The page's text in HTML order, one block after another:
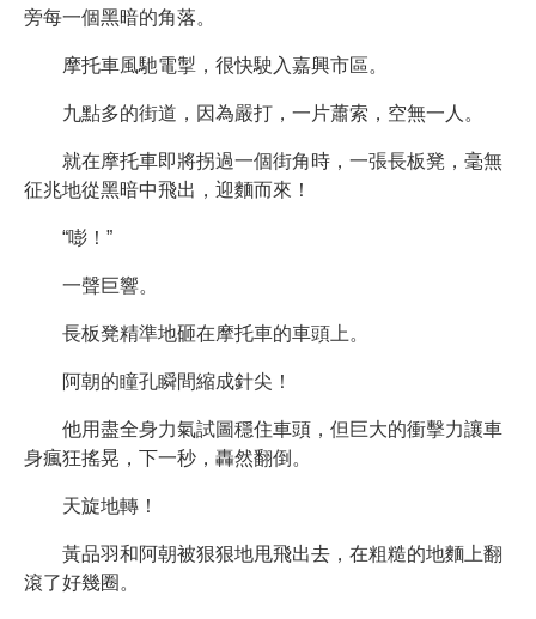
旁每一個黑暗的角落。
摩托車風馳電掣，很快駛入嘉興市區。
九點多的街道，因為嚴打，一片蕭索，空無一人。
就在摩托車即將拐過一個街角時，一張長板凳，毫無
征兆地從黑暗中飛出，迎麵而來！
“嘭！”
一聲巨響。
長板凳精準地砸在摩托車的車頭上。
阿朝的瞳孔瞬間縮成針尖！
他用盡全身力氣試圖穩住車頭，但巨大的衝擊力讓車
身瘋狂搖晃，下一秒，轟然翻倒。
天旋地轉！
黃品羽和阿朝被狠狠地甩飛出去，在粗糙的地麵上翻
滾了好幾圈。